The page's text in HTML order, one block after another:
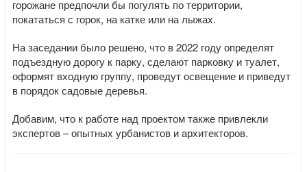
горожане предпочли бы погулять по территории,
покататься с горок, на катке или на лыжах.
На заседании было решено, что в 2022 году определят
подъездную дорогу к парку, сделают парковку и туалет,
оформят входную группу, проведут освещение и приведут
в порядок садовые деревья.
Добавим, что к работе над проектом также привлекли
экспертов – опытных урбанистов и архитекторов.